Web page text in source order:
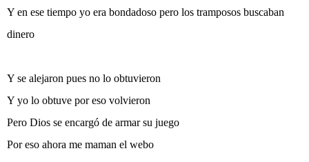
Y en ese tiempo yo era bondadoso pero los tramposos buscaban
dinero
Y se alejaron pues no lo obtuvieron
Y yo lo obtuve por eso volvieron
Pero Dios se encargó de armar su juego
Por eso ahora me maman el webo